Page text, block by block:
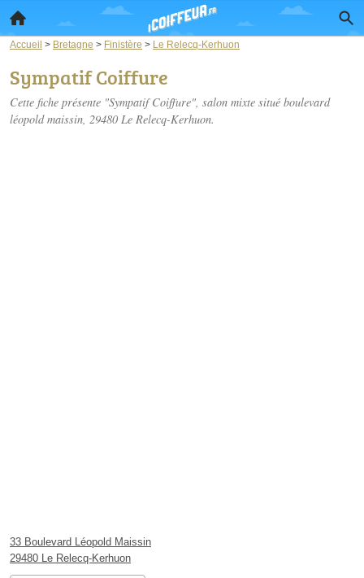
Accueil > Bretagne > Finistère > Le Relecq-Kerhuon
Sympatif Coiffure
Cette fiche présente "Sympatif Coiffure", salon mixte situé boulevard
léopold maissin, 29480 Le Relecq-Kerhuon.
33 Boulevard Léopold Maissin
29480 Le Relecq-Kerhuon